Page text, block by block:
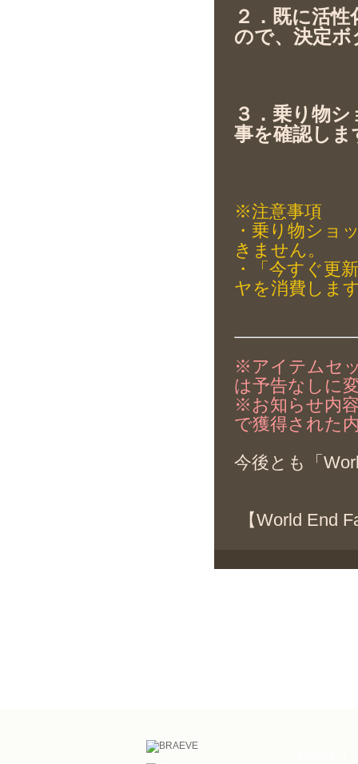
２．既に活
ので、決定
３．乗り物
事を確認しま
※注意事項
・乗り物ショ
きません。
・「今すぐ更
ヤを消費しま
※アイテムセ
は予告なしに
※お知らせ内
で獲得された
今後とも「
【World End